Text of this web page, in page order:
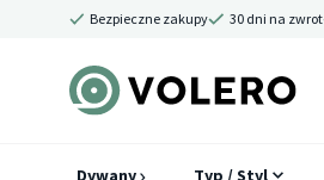
Bezpieczne zakupy 30 dni na zwrot
Dywany Typ / Styl